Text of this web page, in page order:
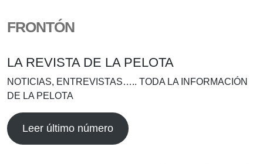
FRONTÓN
LA REVISTA DE LA PELOTA
NOTICIAS, ENTREVISTAS….. TODA LA INFORMACIÓN
DE LA PELOTA
Leer último número